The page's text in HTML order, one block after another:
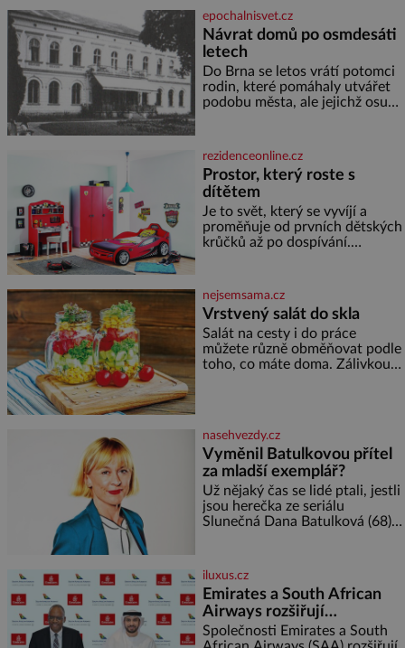
cukru krystal 1 lžíci medu 200 g
zakysané sm
epochalnisvet.cz
Návrat domů po osmdesáti
letech
Do Brna se letos vrátí potomci
rodin, které pomáhaly utvářet
podobu města, ale jejichž osudy
Placzek, Löw-Beer, Fuhrmann,
Kohn a Stiassni se stanou
jednou z hlavních
dramaturgických linií festivalu
židovské kultury ŠTETL FEST
2026. Některé návraty nejsou
jednoduché. Místa, která si
rezidenceonline.cz
Prostor, který roste s
dítětem
Je to svět, který se vyvíjí a
proměňuje od prvních dětských
krůčků až po dospívání.
soustředění i odpočinek a
reaguje na každou etapu života
a specifické potřeby dítěte. Pro
nejmenší je klíčová
jednoduchost, měkkost a
bezpečí, proto by pokoj
nejsemsama.cz
Vrstvený salát do skla
Salát na cesty i do práce
můžete různě obměňovat podle
toho, co máte doma. Zálivkou
potřebujete: ✿ 1/4 ledového
nebo jiného salátu (římský salát,
polníček…) ✿ 1 malá konzerva
kukuřice ✿ ½ okurky ✿ 2
rajčata Zálivka: ✿ 4 lžíce
olivového oleje ✿ 1 lžíci
citronové šťávy ✿ ½ stroužku
nasehvezdy.cz
Vyměnil Batulkovou přítel
za mladší exemplář?
Už nějaký čas se lidé ptali, jestli
jsou herečka ze seriálu
Slunečná Dana Batulková (68) a
od sebe přítele od samého
začátku odhán
iluxus.cz
Emirates a South African
Airways rozšiřují
partnerství. Cestujícím
Společnosti Emirates a South